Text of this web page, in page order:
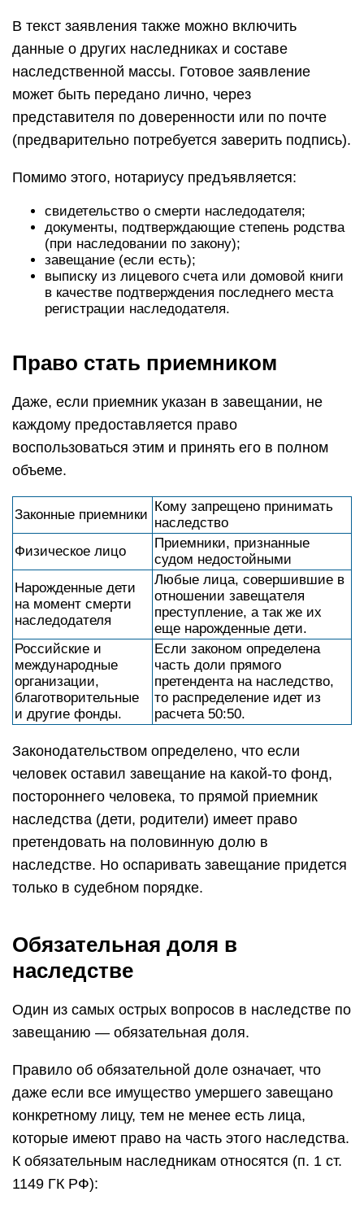
В текст заявления также можно включить
данные о других наследниках и составе
наследственной массы. Готовое заявление
может быть передано лично, через
представителя по доверенности или по почте
(предварительно потребуется заверить подпись).
Помимо этого, нотариусу предъявляется:
свидетельство о смерти наследодателя;
документы, подтверждающие степень родства
(при наследовании по закону);
завещание (если есть);
выписку из лицевого счета или домовой книги
в качестве подтверждения последнего места
регистрации наследодателя.
Право стать приемником
Даже, если приемник указан в завещании, не
каждому предоставляется право
воспользоваться этим и принять его в полном
объеме.
Законные приемники
Кому запрещено принимать
наследство
Физическое лицо
Приемники, признанные
судом недостойными
Нарожденные дети
на момент смерти
наследодателя
Любые лица, совершившие в
отношении завещателя
преступление, а так же их
еще нарожденные дети.
Российские и
международные
организации,
благотворительные
и другие фонды.
Если законом определена
часть доли прямого
претендента на наследство,
то распределение идет из
расчета 50:50.
Законодательством определено, что если
человек оставил завещание на какой-то фонд,
постороннего человека, то прямой приемник
наследства (дети, родители) имеет право
претендовать на половинную долю в
наследстве. Но оспаривать завещание придется
только в судебном порядке.
Обязательная доля в
наследстве
Один из самых острых вопросов в наследстве по
завещанию — обязательная доля.
Правило об обязательной доле означает, что
даже если все имущество умершего завещано
конкретному лицу, тем не менее есть лица,
которые имеют право на часть этого наследства.
К обязательным наследникам относятся (п. 1 ст.
1149 ГК РФ):